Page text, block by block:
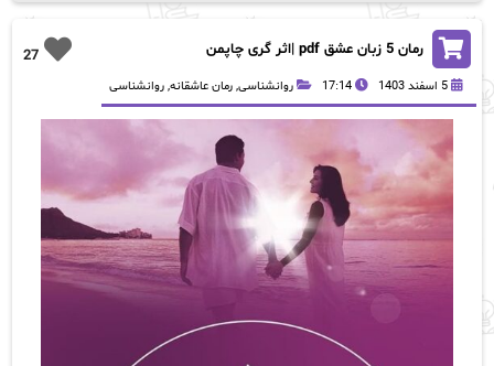
27 رمان 5 زبان عشق pdf |اثر گری چاپمن
5 اسفند 1403 17:14 روانشناسی, رمان عاشقانه, روانشناسی